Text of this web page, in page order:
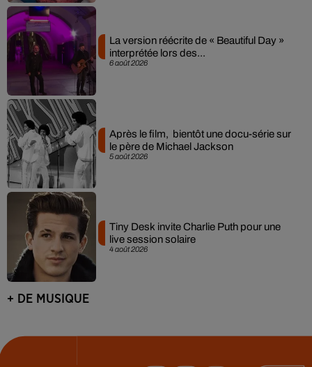
6 août 2026
La version réécrite de « Beautiful Day »
interprétée lors des...
5 août 2026
Après le film, bientôt une docu-série sur
le père de Michael Jackson
4 août 2026
Tiny Desk invite Charlie Puth pour une
live session solaire
+ DE MUSIQUE